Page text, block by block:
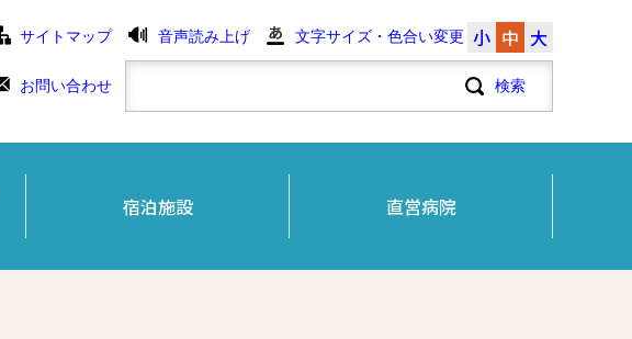
サイトマップ 音声読み上げ 文字サイズ・色合い変更 小 中 大
お問い合わせ
宿泊施設 直営病院